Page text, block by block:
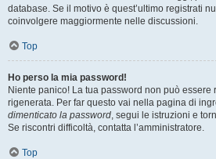
database. Se il motivo è quest’ultimo registrati
coinvolgere maggiormente nelle discussioni.
Top
Ho perso la mia password!
Niente panico! La tua password non può essere
rigenerata. Per far questo vai nella pagina di
dimenticato la password, segui le istruzioni e
Se riscontri difficoltà, contatta l’amministratore.
Top